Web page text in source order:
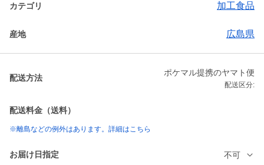
カテゴリ 加工食品
産地 広島県
配送方法
ポケマル提携のヤマト便
配送区分:
配送料金（送料）
※離島などの例外はあります。詳細はこちら
お届け日指定 不可